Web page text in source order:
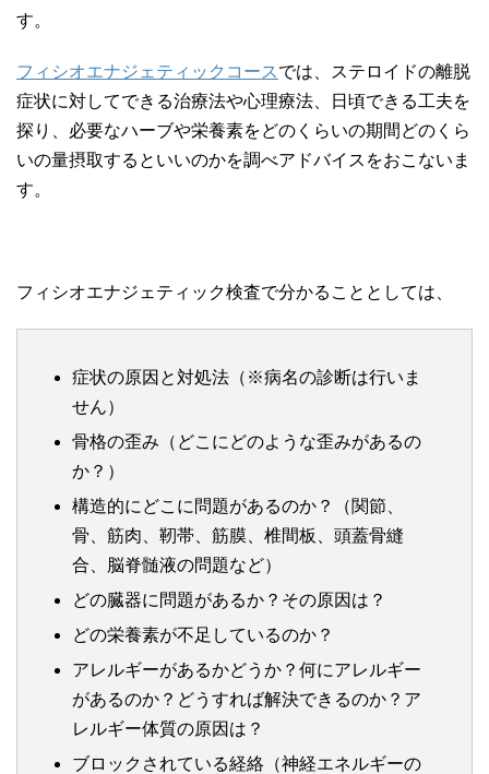
す。
フィシオエナジェティックコース では、ステロイドの離脱
症状に対してできる治療法や心理療法、日頃できる工夫を
探り、必要なハーブや栄養素をどのくらいの期間どのくら
いの量摂取するといいのかを調べアドバイスをおこないま
す。
フィシオエナジェティック検査で分かることとしては、
症状の原因と対処法（※病名の診断は行いま
せん）
骨格の歪み（どこにどのような歪みがあるの
か？）
構造的にどこに問題があるのか？（関節、
骨、筋肉、靭帯、筋膜、椎間板、頭蓋骨縫
合、脳脊髄液の問題など）
どの臓器に問題があるか？その原因は？
どの栄養素が不足しているのか？
アレルギーがあるかどうか？何にアレルギー
があるのか？どうすれば解決できるのか？ア
レルギー体質の原因は？
ブロックされている経絡（神経エネルギーの